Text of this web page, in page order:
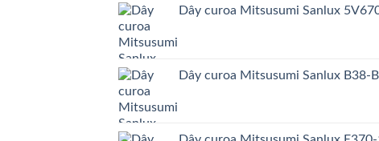
Dây curoa Mitsusumi Sanlux
Dây curoa Mitsusumi Sanlux B38-